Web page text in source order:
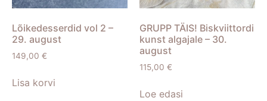
Lõikedesserdid vol 2 –
29. august
149,00 €
Lisa korvi
GRUPP TÄIS! Biskviittordi
kunst algajale – 30.
august
115,00 €
Loe edasi